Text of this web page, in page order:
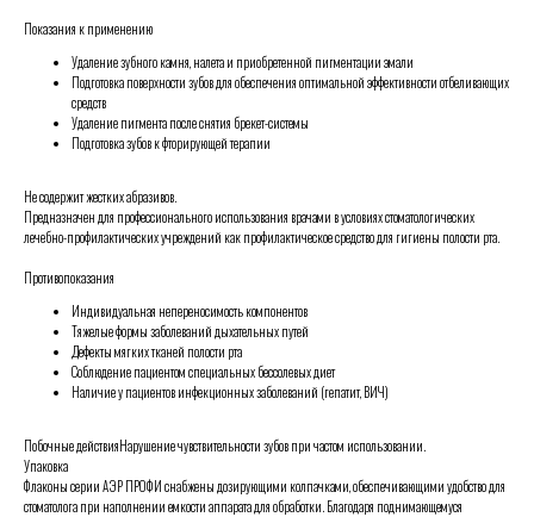
Показания к применению
Удаление зубного камня, налета и приобретенной пигментации эмали
Подготовка поверхности зубов для обеспечения оптимальной эффективности отбеливающих
средств
Удаление пигмента после снятия брекет-системы
Подготовка зубов к фторирующей терапии
Не содержит жестких абразивов.
Предназначен для профессионального использования врачами в условиях стоматологических
лечебно-профилактических учреждений как профилактическое средство для гигиены полости рта.
Противопоказания
Индивидуальная непереносимость компонентов
Тяжелые формы заболеваний дыхательных путей
Дефекты мягких тканей полости рта
Соблюдение пациентом специальных бессолевых диет
Наличие у пациентов инфекционных заболеваний (гепатит, ВИЧ)
Побочные действияНарушение чувствительности зубов при частом использовании.
Упаковка
Флаконы серии АЭР ПРОФИ снабжены дозирующими колпачками, обеспечивающими удобство для
стоматолога при наполнении емкости аппарата для обработки. Благодаря поднимающемуся